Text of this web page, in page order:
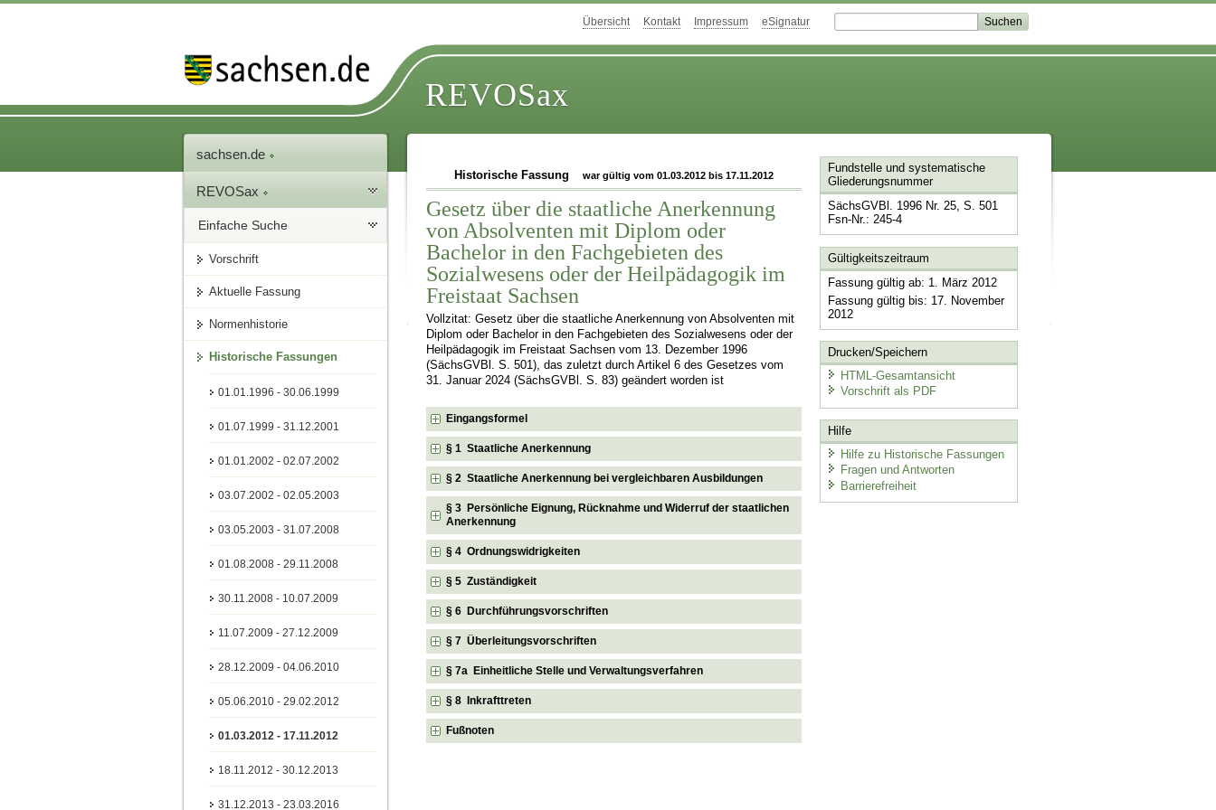
Übersicht Kontakt Impressum eSignatur
REVOSax
sachsen.de
REVOSax
Einfache Suche
Vorschrift
Aktuelle Fassung
Normenhistorie
Historische Fassungen
01.01.1996 - 30.06.1999
01.07.1999 - 31.12.2001
01.01.2002 - 02.07.2002
03.07.2002 - 02.05.2003
03.05.2003 - 31.07.2008
01.08.2008 - 29.11.2008
30.11.2008 - 10.07.2009
11.07.2009 - 27.12.2009
28.12.2009 - 04.06.2010
05.06.2010 - 29.02.2012
01.03.2012 - 17.11.2012
18.11.2012 - 30.12.2013
31.12.2013 - 23.03.2016
Historische Fassung war gültig vom 01.03.2012 bis 17.11.2012
Gesetz über die staatliche Anerkennung
von Absolventen mit Diplom oder
Bachelor in den Fachgebieten des
Sozialwesens oder der Heilpädagogik im
Freistaat Sachsen
Vollzitat: Gesetz über die staatliche Anerkennung von Absolventen mit
Diplom oder Bachelor in den Fachgebieten des Sozialwesens oder der
Heilpädagogik im Freistaat Sachsen vom 13. Dezember 1996
(SächsGVBl. S. 501), das zuletzt durch Artikel 6 des Gesetzes vom
31. Januar 2024 (SächsGVBl. S. 83) geändert worden ist
Eingangsformel
§ 1 Staatliche Anerkennung
§ 2 Staatliche Anerkennung bei vergleichbaren Ausbildungen
§ 3 Persönliche Eignung, Rücknahme und Widerruf der staatlichen
Anerkennung
§ 4 Ordnungswidrigkeiten
§ 5 Zuständigkeit
§ 6 Durchführungsvorschriften
§ 7 Überleitungsvorschriften
§ 7a Einheitliche Stelle und Verwaltungsverfahren
§ 8 Inkrafttreten
Fußnoten
Fundstelle und systematische
Gliederungsnummer
SächsGVBl. 1996 Nr. 25, S. 501
Fsn-Nr.: 245-4
Gültigkeitszeitraum
Fassung gültig ab: 1. März 2012
Fassung gültig bis: 17. November
2012
Drucken/Speichern
HTML-Gesamtansicht
Vorschrift als PDF
Hilfe
Hilfe zu Historische Fassungen
Fragen und Antworten
Barrierefreiheit